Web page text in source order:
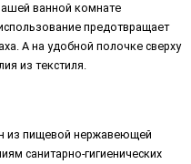
ванной комнате
предотвращает
А на удобной полочке сверху
из текстиля.
из пищевой нержавеющей
санитарно-гигиенических